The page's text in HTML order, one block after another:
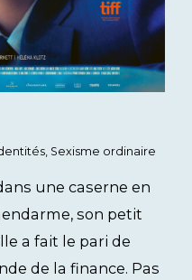
, Sexisme ordinaire
une caserne en
son petit
a fait le pari de
de la finance. Pas